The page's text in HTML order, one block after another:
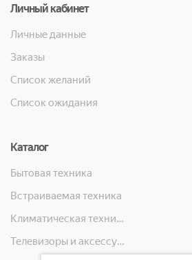
Личный кабинет
Личные данные
Заказы
Список желаний
Список ожидания
Каталог
Бытовая техника
Встраиваемая техника
Климатическая техника
Телевизоры и аксессуары